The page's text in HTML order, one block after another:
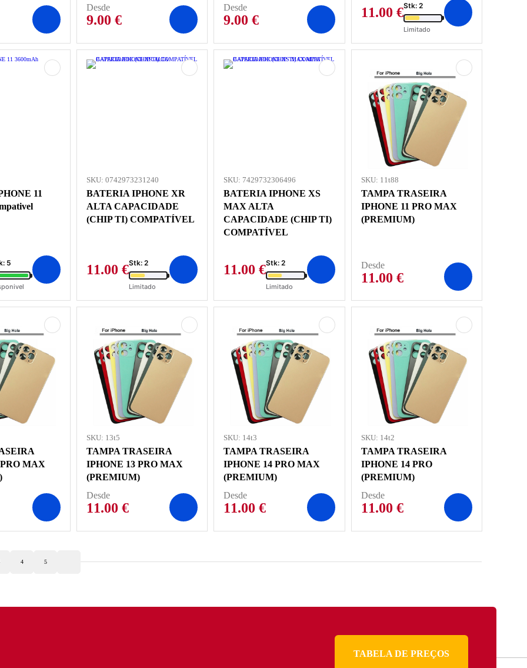
Desde
9.00 €
Desde
9.00 €
11.00 €Stk: 2
Limitado
11
5
SKU: 0742973231240
BATERIA IPHONE XR
ALTA CAPACIDADE
(CHIP TI) COMPATÍVEL
11.00 €Stk: 2
Limitado
SKU: 7429732306496
BATERIA IPHONE XS
MAX ALTA
CAPACIDADE (CHIP TI)
COMPATÍVEL
11.00 €Stk: 2
Limitado
SKU: 11t88
TAMPA TRASEIRA
IPHONE 11 PRO MAX
(PREMIUM)
Desde
11.00 €
MAX
SKU: 13t5
TAMPA TRASEIRA
IPHONE 13 PRO MAX
(PREMIUM)
Desde
11.00 €
SKU: 14t3
TAMPA TRASEIRA
IPHONE 14 PRO MAX
(PREMIUM)
Desde
11.00 €
SKU: 14t2
TAMPA TRASEIRA
IPHONE 14 PRO
(PREMIUM)
Desde
11.00 €
4 5
TABELA DE PREÇOS